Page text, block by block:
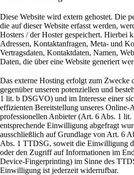
Diese Website wird extern gehostet. Die
die auf dieser Website erfasst werden,
Hosters / der Hoster gespeichert. Hierbei
Adressen, Kontaktanfragen, Meta- und
Vertragsdaten, Kontaktdaten, Namen,
Daten, die über eine Website generiert
Das externe Hosting erfolgt zum Zwecke
gegenüber unseren potenziellen und
1 lit. b DSGVO) und im Interesse einer
effizienten Bereitstellung unseres Online-
professionellen Anbieter (Art. 6 Abs. 1
entsprechende Einwilligung abgefragt
ausschließlich auf Grundlage von Art. 6
Abs. 1 TTDSG, soweit die Einwilligung
oder den Zugriff auf Informationen im
Device-Fingerprinting) im Sinne des
Einwilligung ist jederzeit widerrufbar.